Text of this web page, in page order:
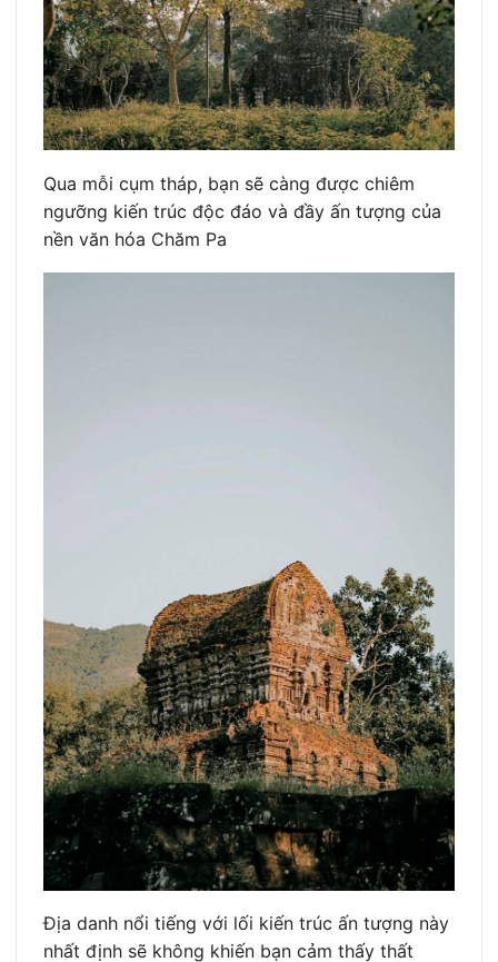
Qua mỗi cụm tháp, bạn sẽ càng được chiêm
ngưỡng kiến trúc độc đáo và đầy ấn tượng của
nền văn hóa Chăm Pa
Địa danh nổi tiếng với lối kiến trúc ấn tượng này
nhất định sẽ không khiến bạn cảm thấy thất